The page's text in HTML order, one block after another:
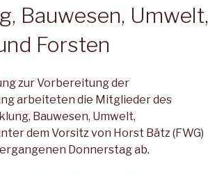
Bauwesen, Umwelt,
Forsten
zur Vorbereitung der
arbeiteten die Mitglieder des
Bauwesen, Umwelt,
dem Vorsitz von Horst Bätz (FWG)
Donnerstag ab.